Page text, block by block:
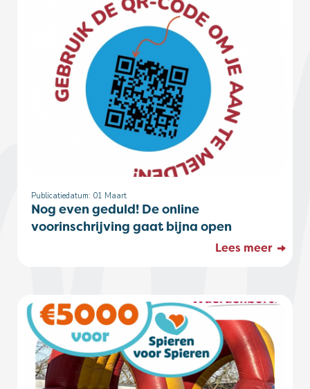
Publicatiedatum: 01 Maart
Nog even geduld! De online
voorinschrijving gaat bijna open
Lees meer